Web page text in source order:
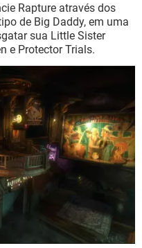
Rapture através dos
de Big Daddy, em uma
sua Little Sister
e Protector Trials.